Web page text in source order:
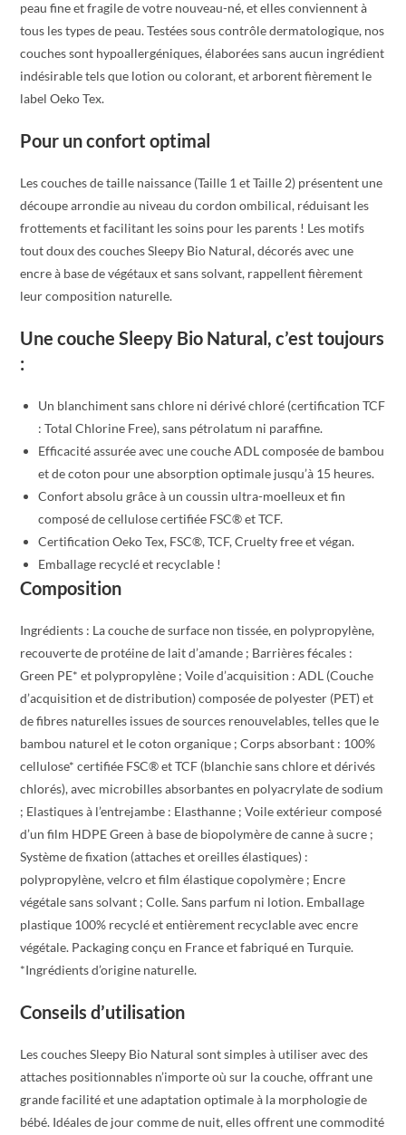
peau fine et fragile de votre nouveau-né, et elles conviennent à
tous les types de peau. Testées sous contrôle dermatologique, nos
couches sont hypoallergéniques, élaborées sans aucun ingrédient
indésirable tels que lotion ou colorant, et arborent fièrement le
label Oeko Tex.
Pour un confort optimal
Les couches de taille naissance (Taille 1 et Taille 2) présentent une
découpe arrondie au niveau du cordon ombilical, réduisant les
frottements et facilitant les soins pour les parents ! Les motifs
tout doux des couches Sleepy Bio Natural, décorés avec une
encre à base de végétaux et sans solvant, rappellent fièrement
leur composition naturelle.
Une couche Sleepy Bio Natural, c’est toujours
:
Un blanchiment sans chlore ni dérivé chloré (certification TCF
: Total Chlorine Free), sans pétrolatum ni paraffine.
Efficacité assurée avec une couche ADL composée de bambou
et de coton pour une absorption optimale jusqu’à 15 heures.
Confort absolu grâce à un coussin ultra-moelleux et fin
composé de cellulose certifiée FSC® et TCF.
Certification Oeko Tex, FSC®, TCF, Cruelty free et végan.
Emballage recyclé et recyclable !
Composition
Ingrédients : La couche de surface non tissée, en polypropylène,
recouverte de protéine de lait d’amande ; Barrières fécales :
Green PE* et polypropylène ; Voile d’acquisition : ADL (Couche
d’acquisition et de distribution) composée de polyester (PET) et
de fibres naturelles issues de sources renouvelables, telles que le
bambou naturel et le coton organique ; Corps absorbant : 100%
cellulose* certifiée FSC® et TCF (blanchie sans chlore et dérivés
chlorés), avec microbilles absorbantes en polyacrylate de sodium
; Elastiques à l’entrejambe : Elasthanne ; Voile extérieur composé
d’un film HDPE Green à base de biopolymère de canne à sucre ;
Système de fixation (attaches et oreilles élastiques) :
polypropylène, velcro et film élastique copolymère ; Encre
végétale sans solvant ; Colle. Sans parfum ni lotion. Emballage
plastique 100% recyclé et entièrement recyclable avec encre
végétale. Packaging conçu en France et fabriqué en Turquie.
*Ingrédients d’origine naturelle.
Conseils d’utilisation
Les couches Sleepy Bio Natural sont simples à utiliser avec des
attaches positionnables n’importe où sur la couche, offrant une
grande facilité et une adaptation optimale à la morphologie de
bébé. Idéales de jour comme de nuit, elles offrent une commodité